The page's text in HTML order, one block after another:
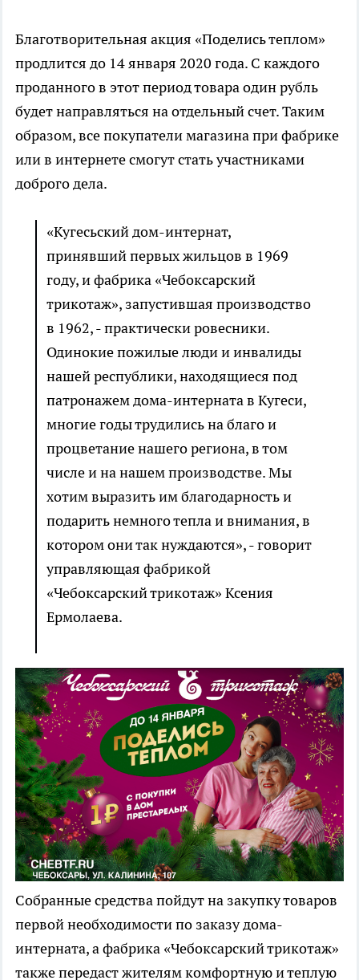
Благотворительная акция «Поделись теплом»
продлится до 14 января 2020 года. С каждого
проданного в этот период товара один рубль
будет направляться на отдельный счет. Таким
образом, все покупатели магазина при фабрике
или в интернете смогут стать участниками
доброго дела.
«Кугесьский дом-интернат,
принявший первых жильцов в 1969
году, и фабрика «Чебоксарский
трикотаж», запустившая производство
в 1962, - практически ровесники.
Одинокие пожилые люди и инвалиды
нашей республики, находящиеся под
патронажем дома-интерната в Кугеси,
многие годы трудились на благо и
процветание нашего региона, в том
числе и на нашем производстве. Мы
хотим выразить им благодарность и
подарить немного тепла и внимания, в
котором они так нуждаются», - говорит
управляющая фабрикой
«Чебоксарский трикотаж» Ксения
Ермолаева.
Собранные средства пойдут на закупку товаров
первой необходимости по заказу дома-
интерната, а фабрика «Чебоксарский трикотаж»
также передаст жителям комфортную и теплую